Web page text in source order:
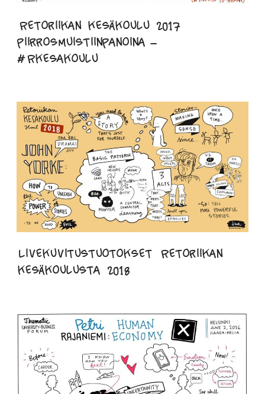
Retoriikan kesäkoulu 2017
piirrosmuistiinpanoina –
#Rkesakoulu
Livekuvitustuotokset Retoriikan
kesäkoulusta 2018